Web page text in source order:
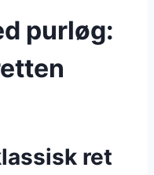
purløg:
ret